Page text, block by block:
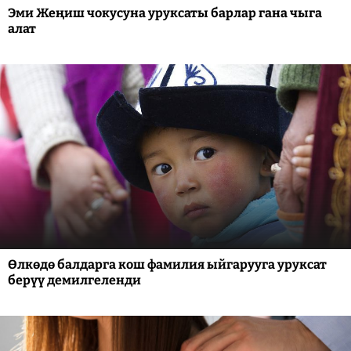
Эми Жеңиш чокусуна уруксаты барлар гана чыга
алат
Өлкөдө балдарга кош фамилия ыйгарууга уруксат
берүү демилгеленди